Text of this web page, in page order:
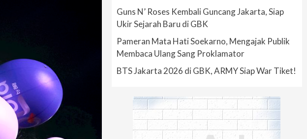
Guns N’ Roses Kembali Guncang Jakarta, Siap
Ukir Sejarah Baru di GBK
Pameran Mata Hati Soekarno, Mengajak Publik
Membaca Ulang Sang Proklamator
BTS Jakarta 2026 di GBK, ARMY Siap War Tiket!